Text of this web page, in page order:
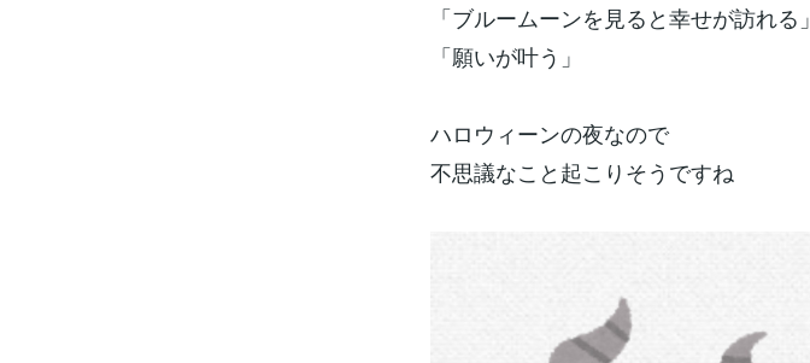
「ブルームーンを見ると幸せが訪れる」
「願いが叶う」
ハロウィーンの夜なので
不思議なこと起こりそうですね